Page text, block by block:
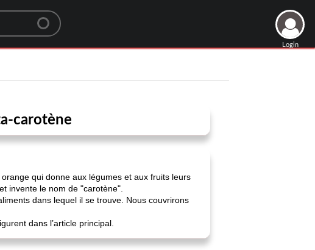
Login
carotène
qui donne aux légumes et aux fruits leurs
invente le nom de "carotène".
dans lequel il se trouve. Nous couvrirons
dans l’article principal.